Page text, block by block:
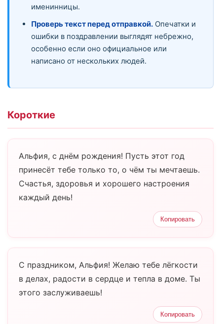
именинницы.
Проверь текст перед отправкой. Опечатки и
ошибки в поздравлении выглядят небрежно,
особенно если оно официальное или
написано от нескольких людей.
Короткие
Альфия, с днём рождения! Пусть этот год
принесёт тебе только то, о чём ты мечтаешь.
Счастья, здоровья и хорошего настроения
каждый день!
Копировать
С праздником, Альфия! Желаю тебе лёгкости
в делах, радости в сердце и тепла в доме. Ты
этого заслуживаешь!
Копировать